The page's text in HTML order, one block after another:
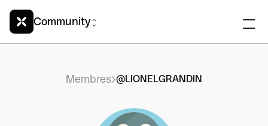
Community
Membres @LIONELGRANDIN